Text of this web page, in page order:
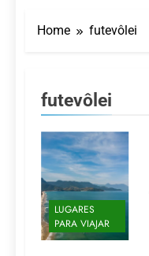
Home futevôlei
futevôlei
LUGARES
PARA VIAJAR